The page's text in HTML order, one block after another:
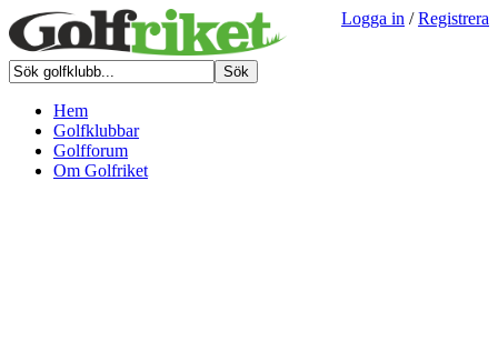
Logga in /Registrera
Hem
Golfklubbar
Golfforum
Om Golfriket